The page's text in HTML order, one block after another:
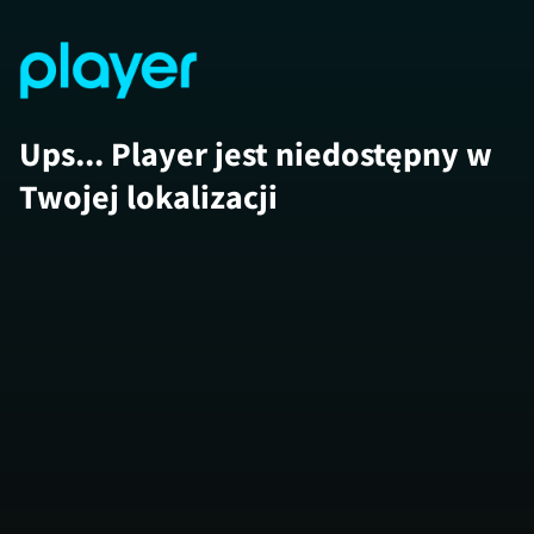
Ups... Player jest niedostępny w
Twojej lokalizacji